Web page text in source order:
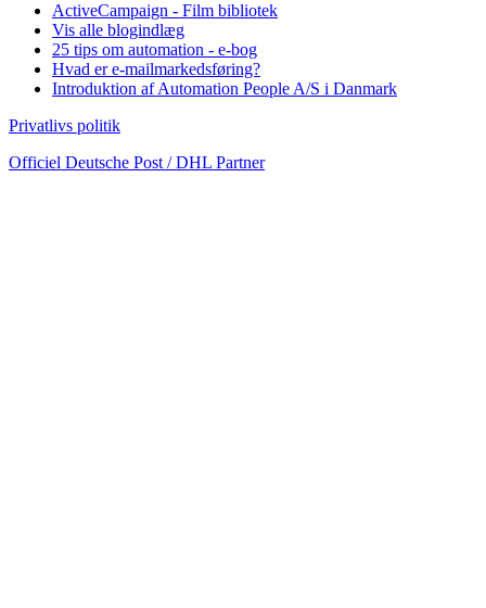
ActiveCampaign - Film bibliotek
Vis alle blogindlæg
25 tips om automation - e-bog
Hvad er e-mailmarkedsføring?
Introduktion af Automation People A/S i Danmark
Privatlivs politik
Officiel Deutsche Post / DHL Partner